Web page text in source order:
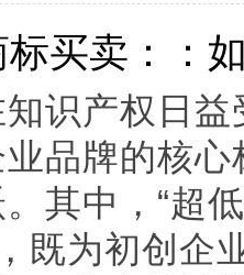
标买卖：：
识产权日
业品牌的核
。其中，“超
既为初创企